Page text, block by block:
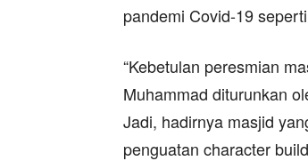
pandemi Covid-19
“Kebetulan peresmian
Muhammad diturunkan
Jadi, hadirnya masjid
penguatan character